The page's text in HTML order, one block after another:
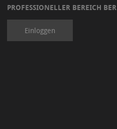
PROFESSIONELLER BEREICH BER
Einloggen